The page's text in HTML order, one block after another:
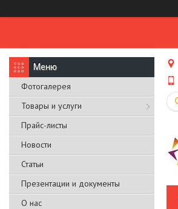
Фотогалерея
Товары и услуги
Прайс-листы
Новости
Статьи
Презентации и документы
О нас